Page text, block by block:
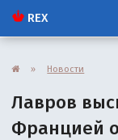
REX
» Новости
Лавров
Францией